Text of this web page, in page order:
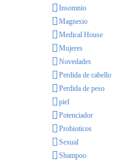
Insomnio
Magnesio
Medical House
Mujeres
Novedades
Perdida de cabello
Perdida de peso
piel
Potenciador
Probioticos
Sexual
Shampoo